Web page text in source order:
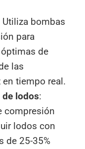
Utiliza bombas
para
de
las
tiempo real.
lodos:
compresión
lodos con
de 25-35%